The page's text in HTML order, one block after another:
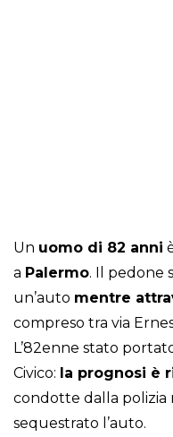
Un uomo di 82 anni
a Palermo. Il pedone
un’auto mentre
compreso tra via
L’82enne stato
Civico: la prognosi è
condotte dalla polizia
sequestrato l’auto.